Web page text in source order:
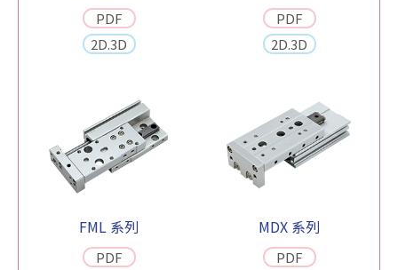
PDF
2D.3D
PDF
2D.3D
FML 系列
PDF
MDX 系列
PDF